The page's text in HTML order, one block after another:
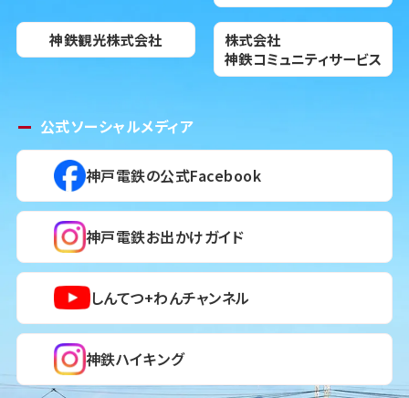
神鉄観光株式会社
株式会社
神鉄コミュニティサービス
公式ソーシャルメディア
神戸電鉄の公式Facebook
神戸電鉄お出かけガイド
しんてつ+わんチャンネル
神鉄ハイキング